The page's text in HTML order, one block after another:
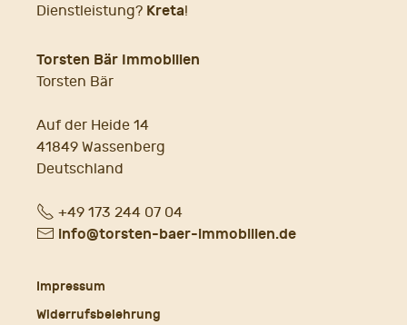
Dienstleistung? Kreta!
Torsten Bär Immobilien
Torsten Bär
Auf der Heide 14
41849 Wassenberg
Deutschland
Fon+49 173 244 07 04
E- info@torsten-baer-immobilien.de
Impressum
Widerrufsbelehrung